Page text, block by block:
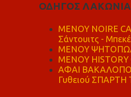
ΟΔΗΓΟΣ
MENOY NOIRE
Σάντουιτς -
ΜΕΝΟΥ
ΜΕΝΟΥ HISTORY
ΑΦΑΙ
Γυθειού ΣΠΑΡΤΗ